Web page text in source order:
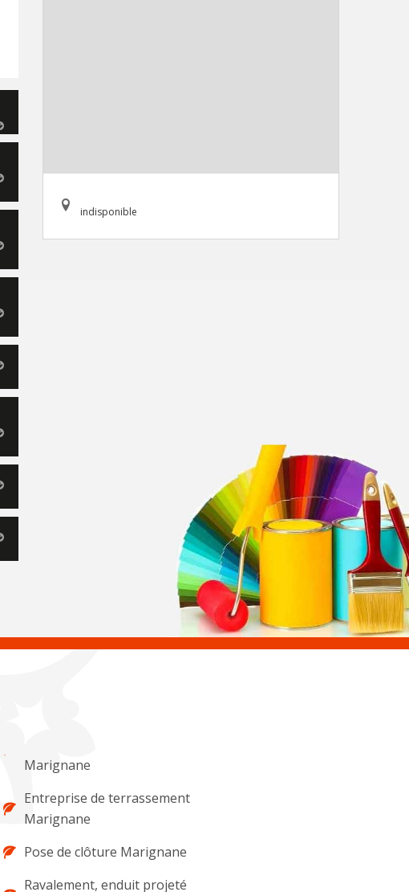
indisponible
Marignane
Entreprise de terrassement
Marignane
Pose de clôture Marignane
Ravalement, enduit projeté